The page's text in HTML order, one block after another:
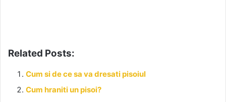
Related Posts:
Cum si de ce sa va dresati pisoiul
Cum hraniti un pisoi?